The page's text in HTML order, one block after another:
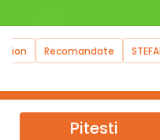
Recomandate
Pitesti